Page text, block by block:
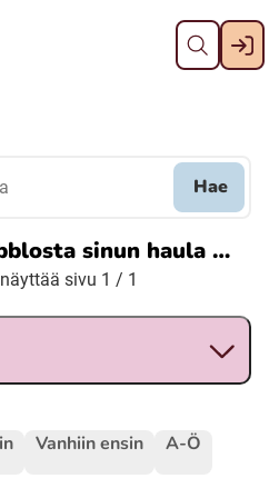
webbplatsen Pane kiini
Hae
sinun haula …
sivu 1 / 1
Vanhiin ensin A-Ö